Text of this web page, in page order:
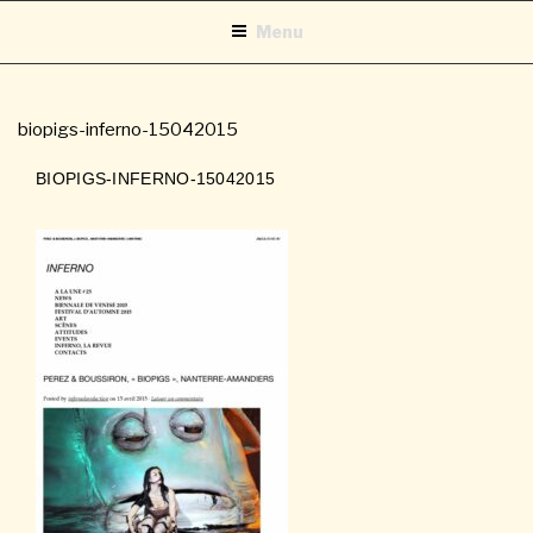
contenu
Menu
biopigs-inferno-15042015
BIOPIGS-INFERNO-15042015